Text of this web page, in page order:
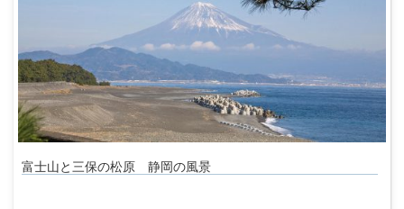
富士山と三保の松原 静岡の風景